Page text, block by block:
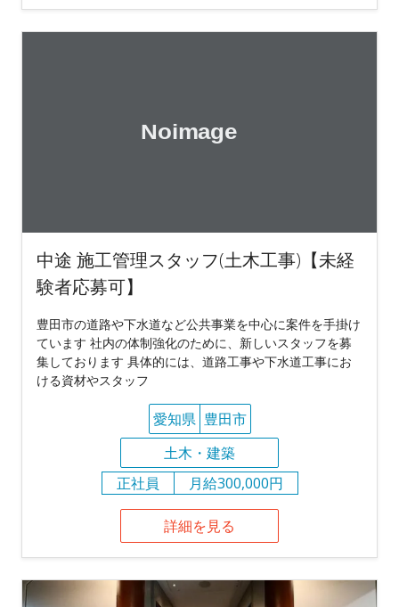
中途 施工管理スタッフ(土木工事)【未経
験者応募可】
豊田市の道路や下水道など公共事業を中心に案件を手掛け
ています 社内の体制強化のために、新しいスタッフを募
集しております 具体的には、道路工事や下水道工事にお
ける資材やスタッフ
愛知県 豊田市
土木・建築
正社員
月給300,000円
詳細を見る